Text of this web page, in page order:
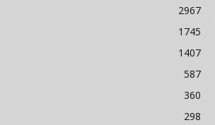
2967
1745
1407
587
360
298